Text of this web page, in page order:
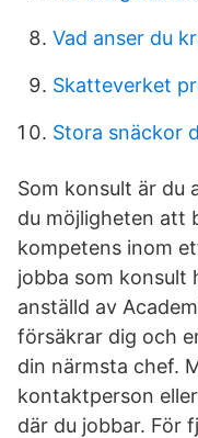
Vad anser du
Skatteverket
Stora snäckor
Som konsult är du
du möjligheten att
kompetens inom
jobba som konsult
anställd av
försäkrar dig och
din närmsta chef.
kontaktperson
där du jobbar. För